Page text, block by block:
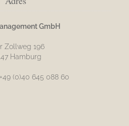
GmbH
Zollweg 196
Hamburg
(0)40 645 088 60